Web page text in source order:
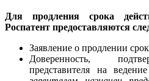
Для продления срока
Роспатент предоставляются
Заявление о продлении
Доверенность,
представителя на